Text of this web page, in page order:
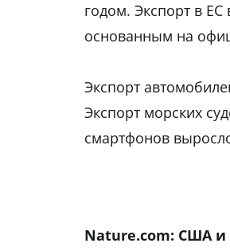
годом. Экспорт в ЕС
основанным на
Экспорт
Экспорт морских
смартфонов
Nature.com: США и